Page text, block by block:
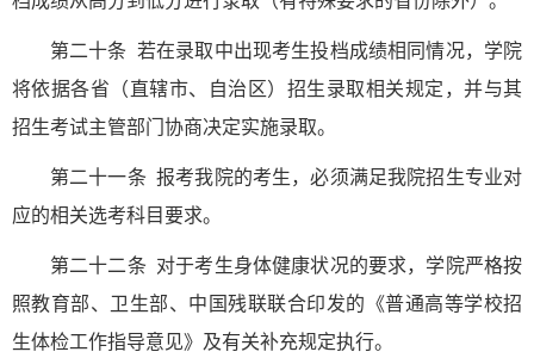
第二十条 若在录取中出现考生投档成绩相同情况，学院
将依据各省（直辖市、自治区）招生录取相关规定，并与其
招生考试主管部门协商决定实施录取。
第二十一条 报考我院的考生，必须满足我院招生专业对
应的相关选考科目要求。
第二十二条 对于考生身体健康状况的要求，学院严格按
照教育部、卫生部、中国残联联合印发的《普通高等学校招
生体检工作指导意见》及有关补充规定执行。